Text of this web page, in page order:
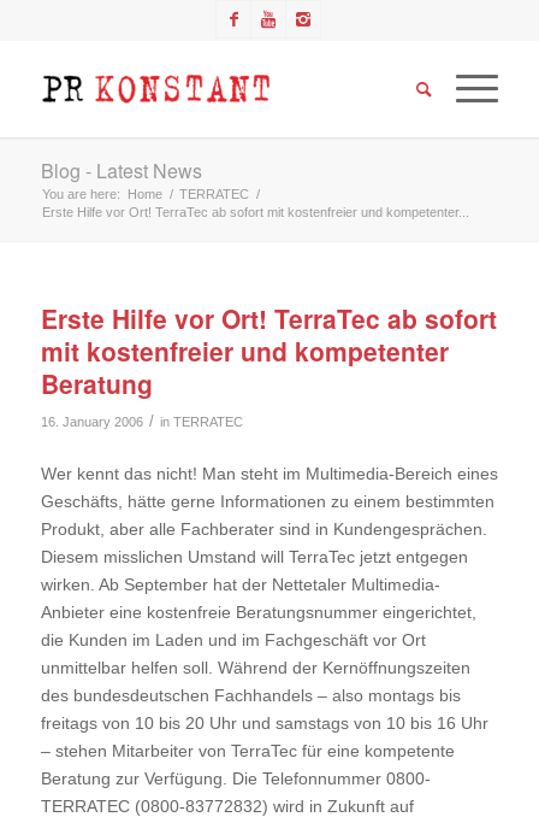
Blog - Latest News
You are here: Home / TERRATEC /
Erste Hilfe vor Ort! TerraTec ab sofort mit kostenfreier und kompetenter...
Erste Hilfe vor Ort! TerraTec ab sofort
mit kostenfreier und kompetenter
Beratung
16. January 2006 / in TERRATEC
Wer kennt das nicht! Man steht im Multimedia-Bereich eines
Geschäfts, hätte gerne Informationen zu einem bestimmten
Produkt, aber alle Fachberater sind in Kundengesprächen.
Diesem misslichen Umstand will TerraTec jetzt entgegen
wirken. Ab September hat der Nettetaler Multimedia-
Anbieter eine kostenfreie Beratungsnummer eingerichtet,
die Kunden im Laden und im Fachgeschäft vor Ort
unmittelbar helfen soll. Während der Kernöffnungszeiten
des bundesdeutschen Fachhandels – also montags bis
freitags von 10 bis 20 Uhr und samstags von 10 bis 16 Uhr
– stehen Mitarbeiter von TerraTec für eine kompetente
Beratung zur Verfügung. Die Telefonnummer 0800-
TERRATEC (0800-83772832) wird in Zukunft auf